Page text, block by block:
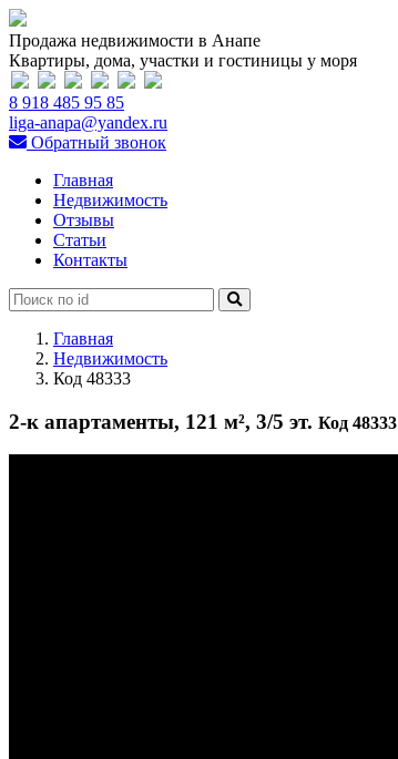
Продажа недвижимости в Анапе
Квартиры, дома, участки и гостиницы у моря
8 918 485 95 85
liga-anapa@yandex.ru
Обратный звонок
Главная
Недвижимость
Отзывы
Статьи
Контакты
Главная
Недвижимость
Код 48333
2-к апартаменты, 121 м², 3/5 эт. Код 48333